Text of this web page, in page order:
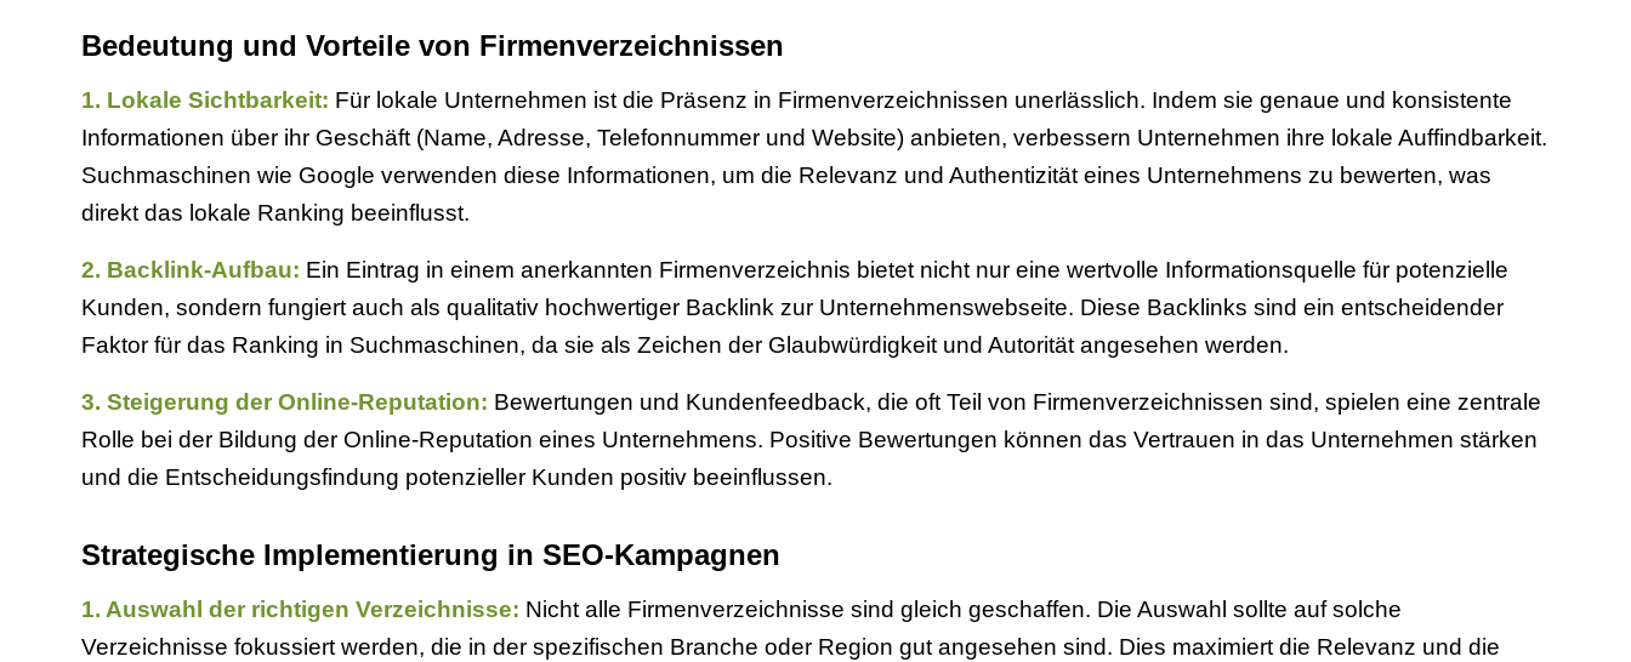
Bedeutung und Vorteile von Firmenverzeichnissen
1. Lokale Sichtbarkeit: Für lokale Unternehmen ist die Präsenz in Firmenverzeichnissen unerlässlich. Indem sie genaue und konsistente
Informationen über ihr Geschäft (Name, Adresse, Telefonnummer und Website) anbieten, verbessern Unternehmen ihre lokale Auffindbarkeit.
Suchmaschinen wie Google verwenden diese Informationen, um die Relevanz und Authentizität eines Unternehmens zu bewerten, was
direkt das lokale Ranking beeinflusst.
2. Backlink-Aufbau: Ein Eintrag in einem anerkannten Firmenverzeichnis bietet nicht nur eine wertvolle Informationsquelle für potenzielle
Kunden, sondern fungiert auch als qualitativ hochwertiger Backlink zur Unternehmenswebseite. Diese Backlinks sind ein entscheidender
Faktor für das Ranking in Suchmaschinen, da sie als Zeichen der Glaubwürdigkeit und Autorität angesehen werden.
3. Steigerung der Online-Reputation: Bewertungen und Kundenfeedback, die oft Teil von Firmenverzeichnissen sind, spielen eine zentrale
Rolle bei der Bildung der Online-Reputation eines Unternehmens. Positive Bewertungen können das Vertrauen in das Unternehmen stärken
und die Entscheidungsfindung potenzieller Kunden positiv beeinflussen.
Strategische Implementierung in SEO-Kampagnen
1. Auswahl der richtigen Verzeichnisse: Nicht alle Firmenverzeichnisse sind gleich geschaffen. Die Auswahl sollte auf solche
Verzeichnisse fokussiert werden, die in der spezifischen Branche oder Region gut angesehen sind. Dies maximiert die Relevanz und die